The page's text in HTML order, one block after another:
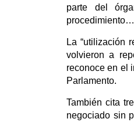
parte del
procedimiento…
La “utilización
volvieron a
reconoce en el
Parlamento.
También cita
negociado sin